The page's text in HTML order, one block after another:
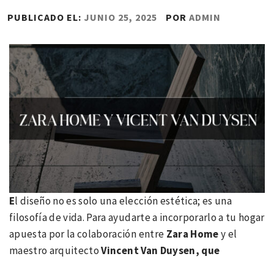
PUBLICADO EL: JUNIO 25, 2025 POR ADMIN
El diseño no es solo una elección estética; es una
filosofía de vida. Para ayudarte a incorporarlo a tu hogar
apuesta por la colaboración entre Zara Homey el
maestro arquitectoVincent Van Duysen, que